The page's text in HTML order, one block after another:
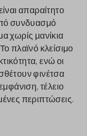
απαραίτητο
συνδυασμό
χωρίς μανίκια
πλαϊνό κλείσιμο
ενώ οι
φινέτσα
τέλειο
περιπτώσεις.